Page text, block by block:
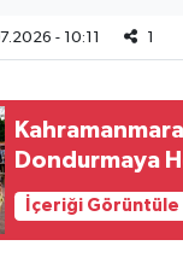
- 10:11 1
Dondurmaya
İçeriği Görüntüle